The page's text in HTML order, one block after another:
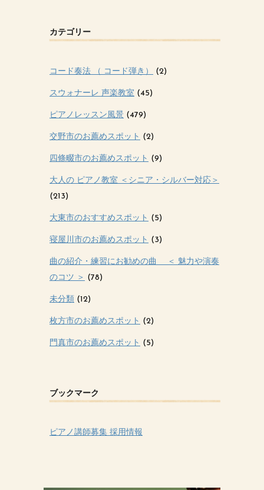
カテゴリー
コード奏法 （ コード弾き） (2)
スウォナーレ 声楽教室 (45)
ピアノレッスン風景 (479)
交野市のお薦めスポット (2)
四條畷市のお薦めスポット (9)
大人の ピアノ教室 ＜シニア・シルバー対応＞
(213)
大東市のおすすめスポット (5)
寝屋川市のお薦めスポット (3)
曲の紹介・練習にお勧めの曲 ＜ 魅力や演奏
のコツ ＞ (78)
未分類 (12)
枚方市のお薦めスポット (2)
門真市のお薦めスポット (5)
ブックマーク
ピアノ講師募集 採用情報